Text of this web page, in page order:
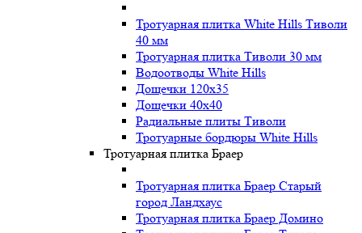
Тротуарная плитка White Hills Тиволи
40 мм
Тротуарная плитка Тиволи 30 мм
Водоотводы White Hills
Дощечки 120x35
Дощечки 40x40
Радиальные плиты Тиволи
Тротуарные бордюры White Hills
Тротуарная плитка Браер
Тротуарная плитка Браер Старый
город Ландхаус
Тротуарная плитка Браер Домино